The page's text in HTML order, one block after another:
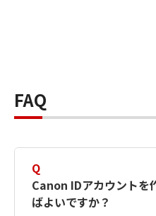
FAQ
Q
Canon IDアカウントを
ばよいですか？